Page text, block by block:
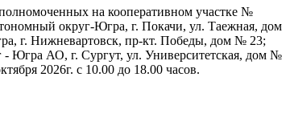
на кооперативном участке №
округ-Югра, г. Покачи, ул. Таежная, дом
г. Нижневартовск, пр-кт. Победы, дом № 23;
АО, г. Сургут, ул. Университетская, дом №
2026г. с 10.00 до 18.00 часов.